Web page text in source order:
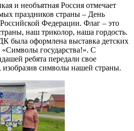
и необъятная Россия отмечает
праздников страны – День
Федерации. Флаг – это
наш триколор, наша гордость.
была оформлена выставка детских
государства!». С
ребята передали свое
изобразив символы нашей страны.